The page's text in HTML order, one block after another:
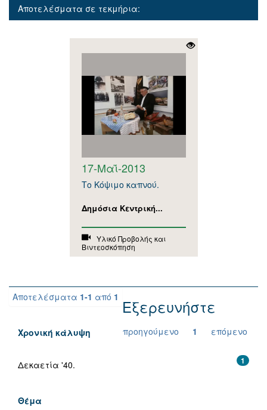
Αποτελέσματα σε τεκμήρια:
17-Μαΐ-2013
Το Κόψιμο καπνού.
Δημόσια Κεντρική...
Υλικό Προβολής και
Βιντεοσκόπηση
Αποτελέσματα 1-1 από 1
προηγούμενο 1 επόμενο
Εξερευνήστε
Χρονική κάλυψη
1
Δεκαετία '40.
Θέμα